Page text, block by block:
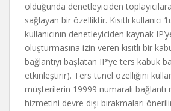
olduğunda denetleyiciden
sağlayan bir özelliktir. Kısıtlı kullanıcı
kullanıcının denetleyiciden kaynak
oluşturmasına izin veren kısıtlı bir
bağlantıyı başlatan IP’ye ters kabuk
etkinleştirir). Ters tünel özelliğini
müşterilerin 19999 numaralı bağlantı
hizmetini devre dışı bırakmaları